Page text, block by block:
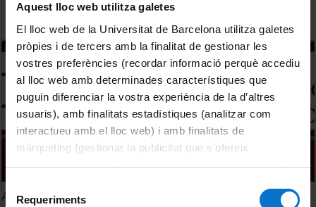
Aquest lloc web utilitza galetes
El lloc web de la Universitat de Barcelona utilitza galetes
pròpies i de tercers amb la finalitat de gestionar les
vostres preferències (recordar informació perquè accediu
al lloc web amb determinades característiques que
puguin diferenciar la vostra experiència de la d’altres
usuaris), amb finalitats estadístiques (analitzar com
interactueu amb el lloc web) i amb finalitats de
màrqueting (gestionar la publicitat que s’ofereix
adequant-la en funció dels vostres hàbits de navegació).
consultar laPolítica de galetes del lloc web de la
Selecció
Requeriments
Acte d'Inauguració del curs acadèmic 2022-2023